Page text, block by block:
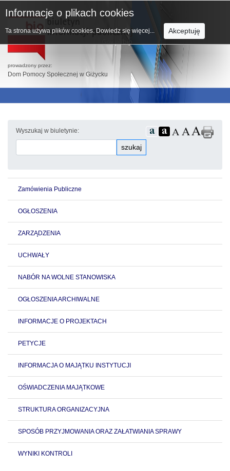
prowadzony przez:
Dom Pomocy Społecznej w Giżycku
Wyszukaj w biuletynie:
szukaj
Zamówienia Publiczne
OGŁOSZENIA
ZARZĄDZENIA
UCHWAŁY
NABÓR NA WOLNE STANOWISKA
OGŁOSZENIA ARCHIWALNE
INFORMACJE O PROJEKTACH
PETYCJE
INFORMACJA O MAJĄTKU INSTYTUCJI
OŚWIADCZENIA MAJĄTKOWE
STRUKTURA ORGANIZACYJNA
SPOSÓB PRZYJMOWANIA ORAZ ZAŁATWIANIA SPRAWY
WYNIKI KONTROLI
Informacje o plikach cookies
Ta strona używa plików cookies. Dowiedz się więcej... Akceptuję